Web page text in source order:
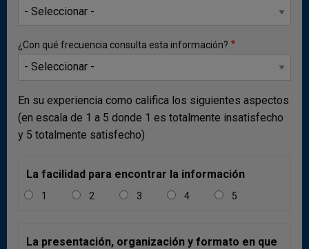
b) Cuenta financiera
PIB) registradas en la cuenta financiera durante el
primer trimestre de 2026 mostraron una reducción en
USD 2.257 m con relación al trimestre inmediatamente
ingresos externos por inversión de cartera y la mayor
constitución de activos en el exterior, lo cual fue
¿Con qué frecuencia consulta esta información?
En su experiencia como califica los siguientes aspectos
(en escala de 1 a 5 donde 1 es totalmente insatisfecho
y 5 totalmente satisfecho)
La facilidad para encontrar la información
1 2 3 4 5
La presentación, organización y formato en que